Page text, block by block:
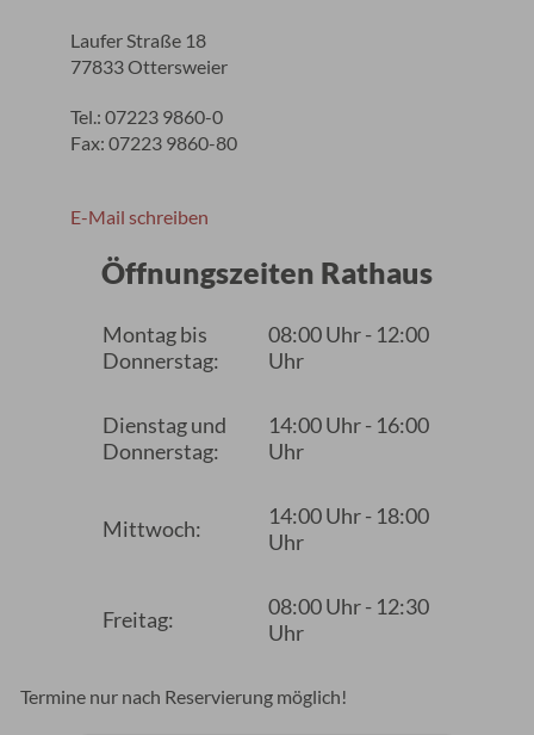
Laufer Straße 18
77833 Ottersweier
Tel.: 07223 9860-0
Fax: 07223 9860-80
E-Mail schreiben
Öffnungszeiten Rathaus
Montag bis
Donnerstag:
08:00 Uhr - 12:00
Uhr
Dienstag und
Donnerstag:
14:00 Uhr - 16:00
Uhr
Mittwoch:
14:00 Uhr - 18:00
Uhr
Freitag:
08:00 Uhr - 12:30
Uhr
Termine nur nach Reservierung möglich!